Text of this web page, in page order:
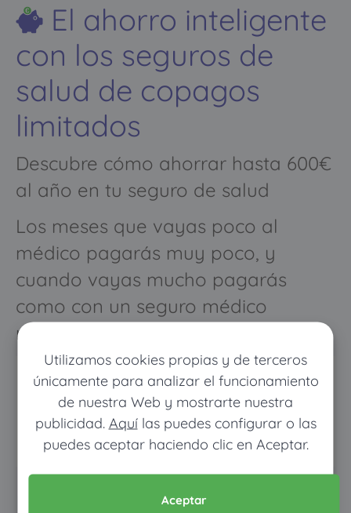
Utilizamos cookies propias y de terceros
únicamente para analizar el funcionamiento
de nuestra Web y mostrarte nuestra
publicidad. Aquílas puedes configurar o las
puedes aceptar haciendo clic en Aceptar.
Aceptar
El ahorro inteligente
con los seguros de
salud de copagos
limitados
Descubre cómo ahorrar hasta 600€
al año en tu seguro de salud
Los meses que vayas poco al
médico pagarás muy poco, y
cuando vayas mucho pagarás
como con un seguro médico
normal
Pon tus datos y descubre